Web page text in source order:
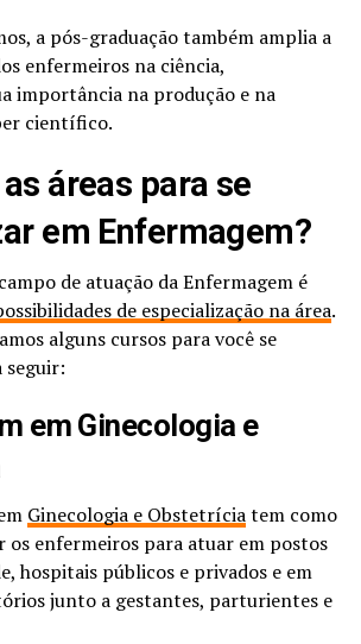
a pós-graduação também amplia a
enfermeiros na ciência,
importância na produção e na
científico.
áreas para se
em Enfermagem?
de atuação da Enfermagem é
de especialização na área.
alguns cursos para você se
seguir:
em Ginecologia e
Ginecologia e Obstetríciatem como
os enfermeiros para atuar em postos
hospitais públicos e privados e em
junto a gestantes, parturientes e